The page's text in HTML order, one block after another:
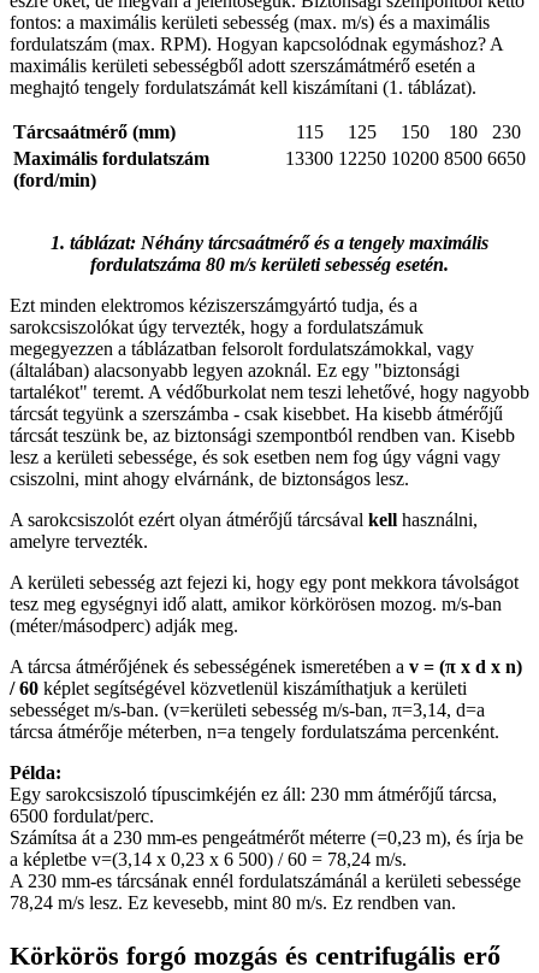
fontos: a maximális kerületi sebesség (max. m/s) és a maximális
fordulatszám (max. RPM). Hogyan kapcsolódnak egymáshoz? A
maximális kerületi sebességből adott szerszámátmérő esetén a
meghajtó tengely fordulatszámát kell kiszámítani (1. táblázat).
Tárcsaátmérő (mm) 115 125 150 180
230
Maximális fordulatszám
(ford/min)
13300 12250 10200 8500 6650
1. táblázat: Néhány tárcsaátmérő és a tengely maximális
fordulatszáma 80 m/s kerületi sebesség esetén.
Ezt minden elektromos kéziszerszámgyártó tudja, és a
sarokcsiszolókat úgy tervezték, hogy a fordulatszámuk
megegyezzen a táblázatban felsorolt fordulatszámokkal, vagy
(általában) alacsonyabb legyen azoknál. Ez egy "biztonsági
tartalékot" teremt. A védőburkolat nem teszi lehetővé, hogy nagyobb
tárcsát tegyünk a szerszámba - csak kisebbet. Ha kisebb átmérőjű
tárcsát teszünk be, az biztonsági szempontból rendben van. Kisebb
lesz a kerületi sebessége, és sok esetben nem fog úgy vágni vagy
csiszolni, mint ahogy elvárnánk, de biztonságos lesz.
A sarokcsiszolót ezért olyan átmérőjű tárcsával kell használni,
amelyre tervezték.
A kerületi sebesség azt fejezi ki, hogy egy pont mekkora távolságot
tesz meg egységnyi idő alatt, amikor körkörösen mozog. m/s-ban
(méter/másodperc) adják meg.
A tárcsa átmérőjének és sebességének ismeretében a v = (π x d x n)
/ 60 képlet segítségével közvetlenül kiszámíthatjuk a kerületi
sebességet m/s-ban. (v=kerületi sebesség m/s-ban, π=3,14, d=a
tárcsa átmérője méterben, n=a tengely fordulatszáma percenként.
Példa:
Egy sarokcsiszoló típuscimkéjén ez áll: 230 mm átmérőjű tárcsa,
6500 fordulat/perc.
Számítsa át a 230 mm-es pengeátmérőt méterre (=0,23 m), és írja be
a képletbe v=(3,14 x 0,23 x 6 500) / 60 = 78,24 m/s.
A 230 mm-es tárcsának ennél fordulatszámánál a kerületi sebessége
78,24 m/s lesz. Ez kevesebb, mint 80 m/s. Ez rendben van.
Körkörös forgó mozgás és centrifugális erő